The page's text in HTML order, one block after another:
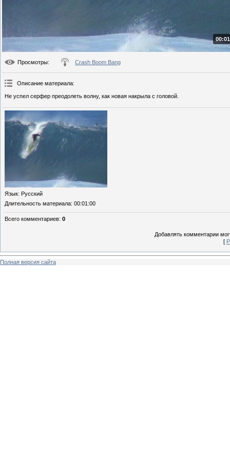
Просмотры: Crash Boom Bang
Описание материала:
Не успел серфер преодолеть волну, как новая накрыла с головой.
Язык: Русский
Длительность материала: 00:01:00
Всего комментариев: 0
Добавлять комментарии
[
Полная версия сайта